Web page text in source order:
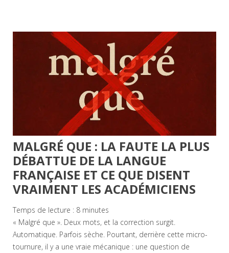
MALGRÉ QUE : LA FAUTE LA PLUS
DÉBATTUE DE LA LANGUE
FRANÇAISE ET CE QUE DISENT
VRAIMENT LES ACADÉMICIENS
Temps de lecture : 8 minutes
« Malgré que ». Deux mots, et la correction surgit.
Automatique. Parfois sèche. Pourtant, derrière cette micro-
tournure, il y a une vraie mécanique : une question de